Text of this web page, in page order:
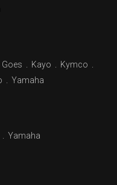
Goes Kayo Kymco
Yamaha
Yamaha